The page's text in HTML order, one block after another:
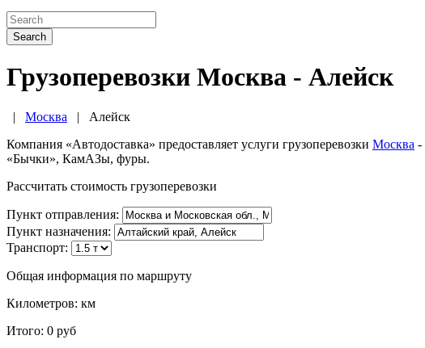
Search
Грузоперевозки Москва - Алейск
| Москва | Алейск
Компания «Автодоставка» предоставляет услуги грузоперевозки Москва -
«Бычки», КамАЗы, фуры.
Рассчитать стоимость грузоперевозки
Пункт отправления:
Пункт назначения:
Транспорт:
Общая информация по маршруту
Километров: км
Итого: 0 руб